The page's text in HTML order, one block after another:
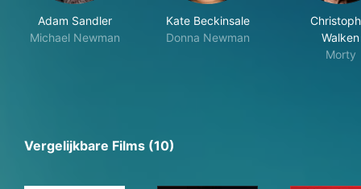
Adam Sandler
Michael Newman
Kate Beckinsale
Donna Newman
Walken
Morty
Vergelijkbare Films (10)